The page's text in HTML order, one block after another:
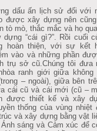
dấu ấn lịch sử đối với
được xây dựng nên
tò mò, thắc mắc và họ
“cái gì?”. Rồi cuối
hoàn thiện, với sự kết
vào và những phần
trụ sở cũ.Chúng tôi đưa
ranh giới giữa không
– ngoài), giữa bên
cái cũ và cái mới (cũ –
được thiết kế và xây
thống của vùng nhiệt
và xây dựng bằng vật
sáng và Cảm xúc để